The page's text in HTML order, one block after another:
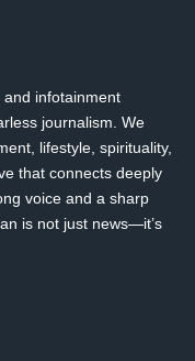
infotainment
journalism. We
lifestyle, spirituality,
that connects deeply
voice and a sharp
is not just news—it’s